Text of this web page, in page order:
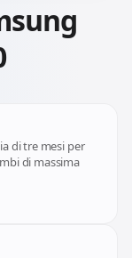
di tre mesi per
di massima